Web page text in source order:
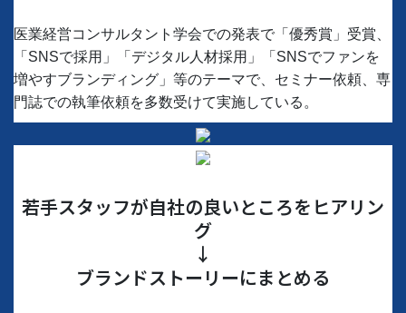
医業経営コンサルタント学会での発表で「優秀賞」受賞、
「SNSで採用」「デジタル人材採用」「SNSでファンを
増やすブランディング」等のテーマで、セミナー依頼、専
門誌での執筆依頼を多数受けて実施している。
若手スタッフが自社の良いところをヒアリン
グ
↓
ブランドストーリーにまとめる